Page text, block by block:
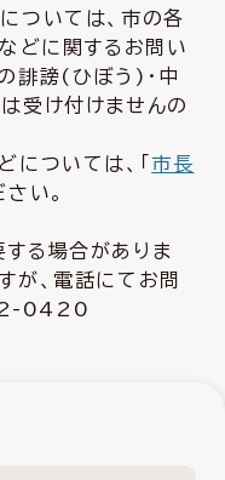
ついては、市の各
などに関するお問い
誹謗(ひぼう)・中
受け付けませんの
については、「市長
い。
る場合がありま
が、電話にてお問
0420